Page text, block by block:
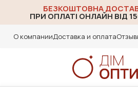
БЕЗКОШТОВНА
ПРИ ОПЛАТІ ОНЛАЙН ВІД
О компанииДоставка и оплата